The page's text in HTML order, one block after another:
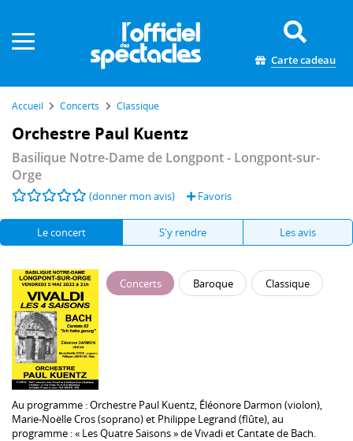
Carte cadeau
Accueil Concerts Classique
Orchestre Paul Kuentz
Basilique Notre-Dame de Longpont- Longpont-sur-
Orge
(donner mon avis) Favoris
Le concert S'y rendre Les avis
Concerts Baroque Classique
Au programme :Orchestre Paul Kuentz, Éléonore Darmon (violon),
Marie-Noëlle Cros(soprano) et Philippe Legrand (flûte), au
programme : « Les Quatre Saisons » de Vivadi et Cantate de Bach.